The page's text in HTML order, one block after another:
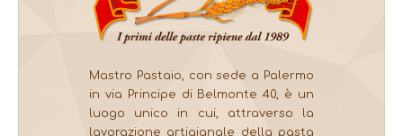
Mastro Pastaio, con sede a Palermo
in via Principe di Belmonte 40, è un
luogo unico in cui, attraverso la
lavorazione artigianale della pasta